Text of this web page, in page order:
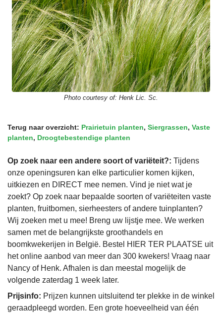
Photo courtesy of: Henk Lic. Sc.
Terug naar overzicht: Prairietuin planten, Siergrassen, Vaste
planten, Droogtebestendige planten
Op zoek naar een andere soort of variëteit?: Tijdens
onze openingsuren kan elke particulier komen kijken,
uitkiezen en DIRECT mee nemen. Vind je niet wat je
zoekt? Op zoek naar bepaalde soorten of variëteiten vaste
planten, fruitbomen, sierheesters of andere tuinplanten?
Wij zoeken met u mee! Breng uw lijstje mee. We werken
samen met de belangrijkste groothandels en
boomkwekerijen in België. Bestel HIER TER PLAATSE uit
het online aanbod van meer dan 300 kwekers! Vraag naar
Nancy of Henk. Afhalen is dan meestal mogelijk de
volgende zaterdag 1 week later.
Prijsinfo: Prijzen kunnen uitsluitend ter plekke in de winkel
geraadpleegd worden. Een grote hoeveelheid van één